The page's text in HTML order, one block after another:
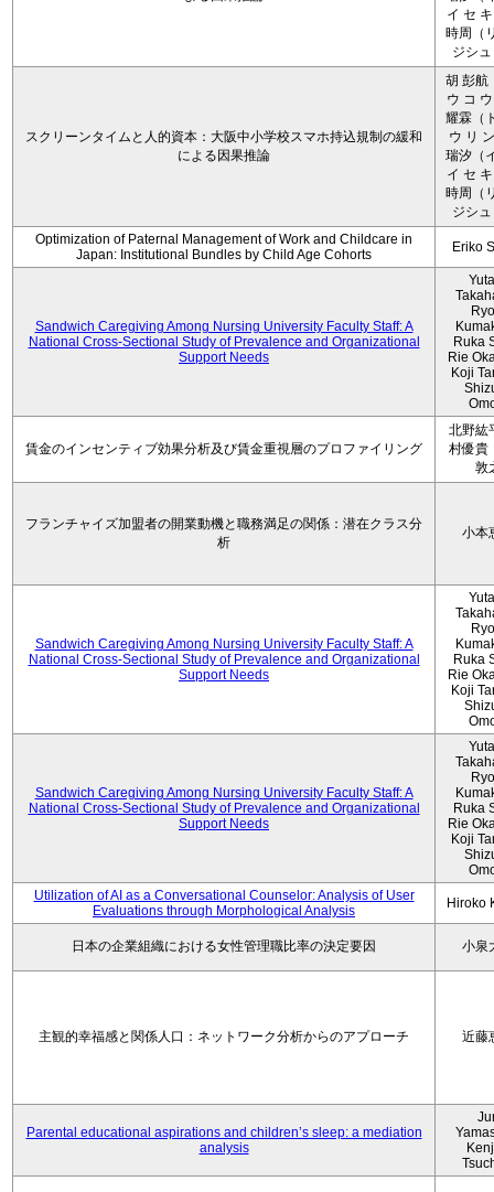
イ セ
時周（
ジシ
スクリーンタイムと人的資本：大阪中小学校スマホ持込規制の緩和
による因果推論
胡 彭航
ウ コ
耀霖（
ウ リ
瑞汐（
イ セ
時周（
ジシ
Optimization of Paternal Management of Work and Childcare in
Japan: Institutional Bundles by Child Age Cohorts
Eriko
Sandwich Caregiving Among Nursing University Faculty Staff: A
National Cross-Sectional Study of Prevalence and Organizational
Support Needs
Ruka
Rie
Koji
賃金のインセンティブ効果分析及び賃金重視層のプロファイリング
北野紘
村優貴
敦
フランチャイズ加盟者の開業動機と職務満足の関係：潜在クラス分
析
小本
Sandwich Caregiving Among Nursing University Faculty Staff: A
National Cross-Sectional Study of Prevalence and Organizational
Support Needs
Ruka
Rie
Koji
Sandwich Caregiving Among Nursing University Faculty Staff: A
National Cross-Sectional Study of Prevalence and Organizational
Support Needs
Ruka
Rie
Koji
Utilization of AI as a Conversational Counselor: Analysis of User
Evaluations through Morphological Analysis
Hiroko
日本の企業組織における女性管理職比率の決定要因 小泉
主観的幸福感と関係人口：ネットワーク分析からのアプローチ 近藤
Parental educational aspirations and children’s sleep: a mediation
analysis